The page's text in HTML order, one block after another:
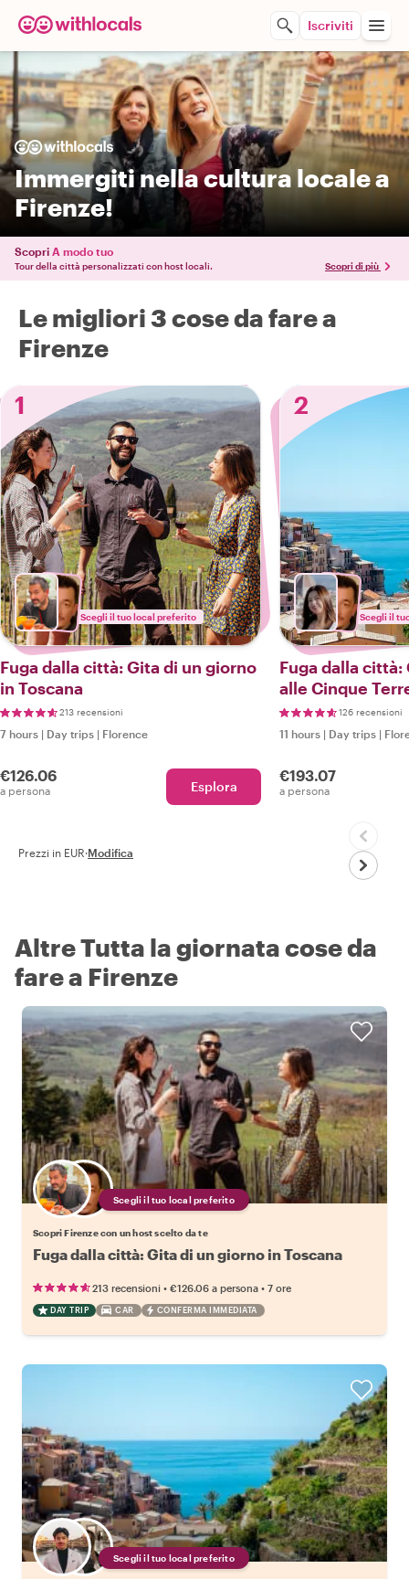
Iscriviti
Immergiti nella cultura locale a
Firenze!
Scopri A modo tuo
Tour della città personalizzati con host locali. Scopri di più
Le migliori 3 cose da fare a
Firenze
1
Scegli il tuo local preferito
Fuga dalla città: Gita di un giorno
in Toscana
213 recensioni
7 hours | Day trips | Florence
€126.06
a persona Esplora
2
Scegli il
Fuga dalla
alle Cinque
126 recensioni
11 hours | Day trips |
€193.07
a persona
Prezzi in EUR·Modifica
Altre Tutta la giornata cose da
fare a Firenze
Scegli il tuo local preferito
Scopri Firenze con un host scelto da te
Fuga dalla città: Gita di un giorno in Toscana
213 recensioni • €126.06 a persona • 7 ore
DAY TRIP CAR CONFERMA IMMEDIATA
Scegli il tuo local preferito